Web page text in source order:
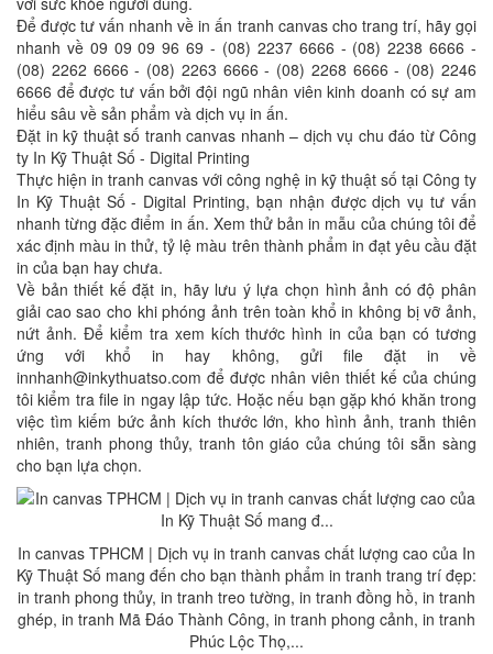
Để được tư vấn nhanh về in ấn tranh canvas cho trang trí, hãy gọi
nhanh về 09 09 09 96 69 - (08) 2237 6666 - (08) 2238 6666 -
(08) 2262 6666 - (08) 2263 6666 - (08) 2268 6666 - (08) 2246
6666 để được tư vấn bởi đội ngũ nhân viên kinh doanh có sự am
hiểu sâu về sản phẩm và dịch vụ in ấn.
Đặt in kỹ thuật số tranh canvas nhanh – dịch vụ chu đáo từ Công
ty In Kỹ Thuật Số - Digital Printing
Thực hiện in tranh canvas với công nghệ in kỹ thuật số tại Công ty
In Kỹ Thuật Số - Digital Printing, bạn nhận được dịch vụ tư vấn
nhanh từng đặc điểm in ấn. Xem thử bản in mẫu của chúng tôi để
xác định màu in thử, tỷ lệ màu trên thành phẩm in đạt yêu cầu đặt
in của bạn hay chưa.
Về bản thiết kế đặt in, hãy lưu ý lựa chọn hình ảnh có độ phân
giải cao sao cho khi phóng ảnh trên toàn khổ in không bị vỡ ảnh,
nứt ảnh. Để kiểm tra xem kích thước hình in của bạn có tương
ứng với khổ in hay không, gửi file đặt in về
innhanh@inkythuatso.com để được nhân viên thiết kế của chúng
tôi kiểm tra file in ngay lập tức. Hoặc nếu bạn gặp khó khăn trong
việc tìm kiếm bức ảnh kích thước lớn, kho hình ảnh, tranh thiên
nhiên, tranh phong thủy, tranh tôn giáo của chúng tôi sẵn sàng
cho bạn lựa chọn.
In canvas TPHCM | Dịch vụ in tranh canvas chất lượng cao của In
Kỹ Thuật Số mang đến cho bạn thành phẩm in tranh trang trí đẹp:
in tranh phong thủy, in tranh treo tường, in tranh đồng hồ, in tranh
ghép, in tranh Mã Đáo Thành Công, in tranh phong cảnh, in tranh
Phúc Lộc Thọ,...